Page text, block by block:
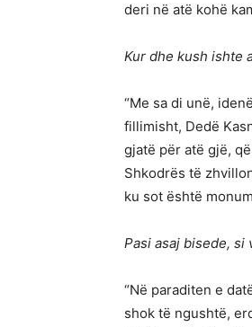
deri në atë kohë
Kur dhe kush ishte
“Me sa di unë,
fillimisht, Dedë
gjatë për atë gjë,
Shkodrës të
ku sot është
Pasi asaj bisede, si
“Në paraditen e
shok të ngushtë,